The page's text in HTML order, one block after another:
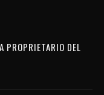
PROPRIETARIO DEL